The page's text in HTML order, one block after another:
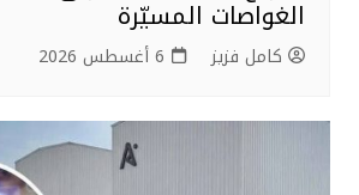
الغواصات المسيّرة
كامل فزيز 6 أغسطس 2026